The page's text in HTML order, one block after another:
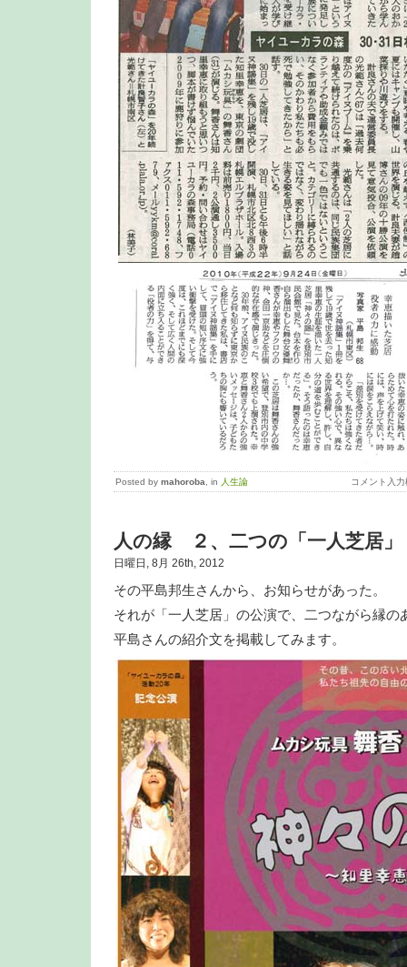
Posted by mahoroba , in 人生論 コメント入力
人の縁 ２、二つの「一人芝居」
日曜日, 8月 26th, 2012
その平島邦生さんから、お知らせがあった。
それが「一人芝居」の公演で、二つながら縁の
平島さんの紹介文を掲載してみます。